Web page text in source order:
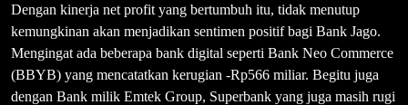
Dengan kinerja net profit yang bertumbuh itu, tidak menutup
kemungkinan akan menjadikan sentimen positif bagi Bank Jago.
Mengingat ada beberapa bank digital seperti Bank Neo Commerce
(BBYB) yang mencatatkan kerugian -Rp566 miliar. Begitu juga
dengan Bank milik Emtek Group, Superbank yang juga masih rugi